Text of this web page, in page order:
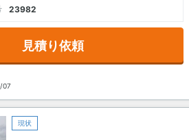
23982
見積り依頼
07
現状